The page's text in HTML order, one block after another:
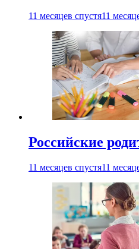
11 месяцев спустя11
Российские
11 месяцев спустя11